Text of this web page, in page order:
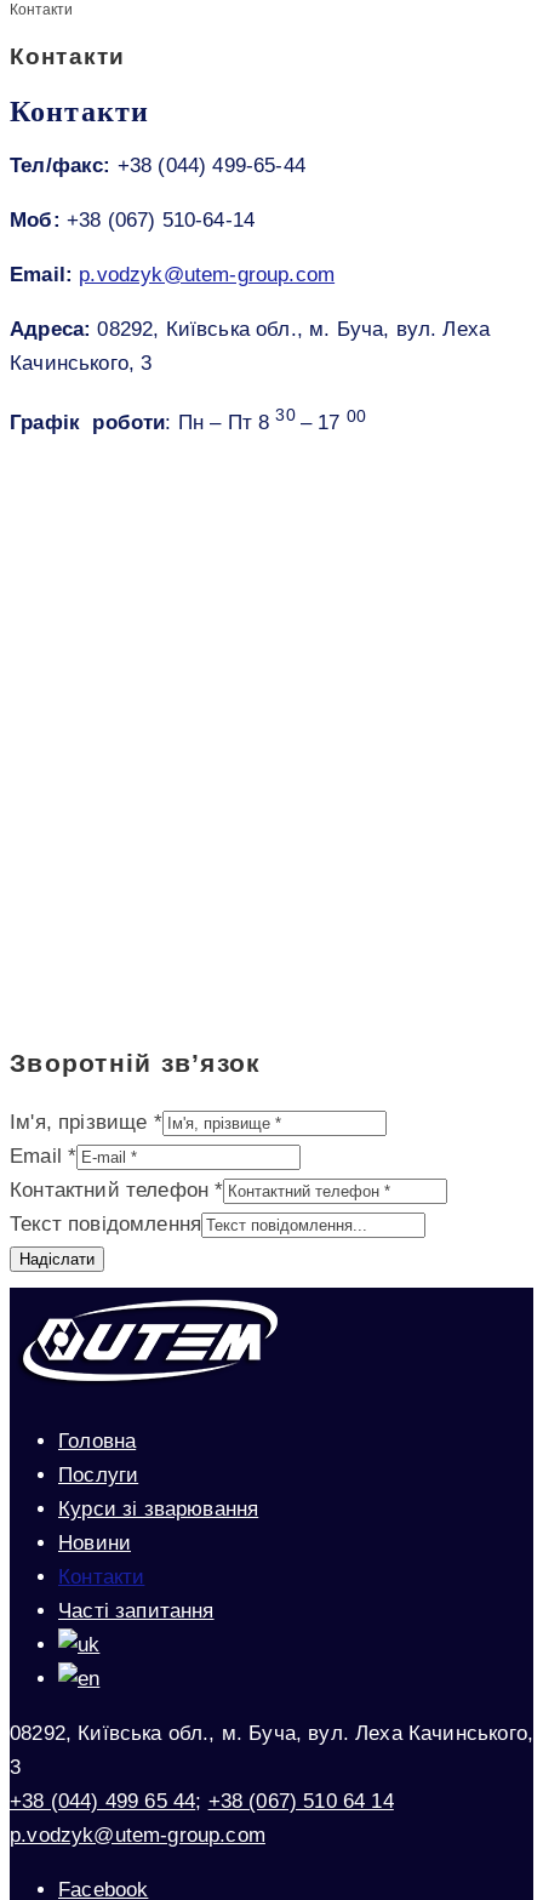
Контакти
Контакти
Контакти
Тел/факс: +38 (044) 499-65-44
Моб: +38 (067) 510-64-14
Email: p.vodzyk@utem-group.com
Адреса: 08292, Київська обл., м. Буча, вул. Леха
Качинського, 3
Графік роботи: Пн – Пт 830 – 17 00
Зворотній зв’язок
Ім'я, прізвище *
Email*
Контактний телефон*
Текст повідомлення
Надіслати
Головна
Послуги
Курси зі зварювання
Новини
Контакти
Часті запитання
08292, Київська обл., м. Буча, вул. Леха Качинського,
3
+38 (044) 499 65 44; +38 (067) 510 64 14
p.vodzyk@utem-group.com
Facebook